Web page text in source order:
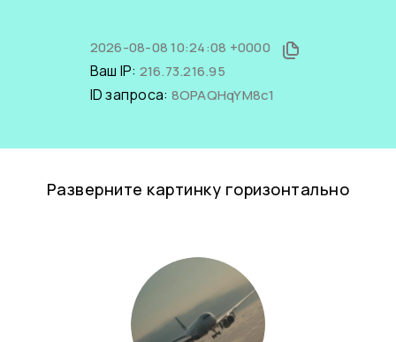
2026-08-08 10:24:08 +0000
Ваш IP: 216.73.216.95
ID запроса: 8OPAQHqYM8c1
Разверните картинку горизонтально